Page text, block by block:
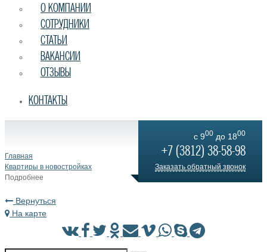
О КОМПАНИИ
СОТРУДНИКИ
СТАТЬИ
ВАКАНСИИ
ОТЗЫВЫ
КОНТАКТЫ
c 900 до 1800
+7 (3812) 38-58-98
Заказать обратный звонок
Главная
Квартиры в новостройках
Подробнее
Вернуться
На карте